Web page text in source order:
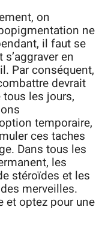
on
ne
il faut se
en
Par conséquent,
devrait
tous les jours,
temporaire,
ces taches
Dans tous les
les
stéroïdes et les
merveilles.
et optez pour une